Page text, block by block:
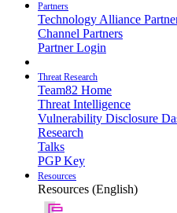
Partners
Technology Alliance
Channel Partners
Partner Login
Threat Research
Team82 Home
Threat Intelligence
Vulnerability Disclosure
Research
Talks
PGP Key
Resources
Resources (English)